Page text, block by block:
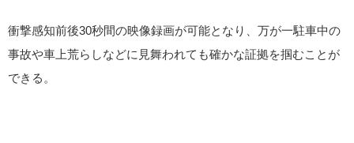
衝撃感知前後30秒間の映像録画が可能となり、万が一駐車中の
事故や車上荒らしなどに見舞われても確かな証拠を掴むことが
できる。